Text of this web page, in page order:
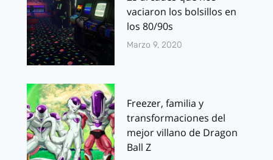
vaciaron los bolsillos en
los 80/90s
Marzo 9, 2020
Freezer, familia y
transformaciones del
mejor villano de Dragon
Ball Z